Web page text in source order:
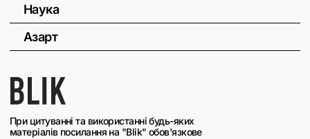
При цитуванні та використанні будь-яких
матеріалів посилання на "Blik" обов'язкове
Наука
Азарт